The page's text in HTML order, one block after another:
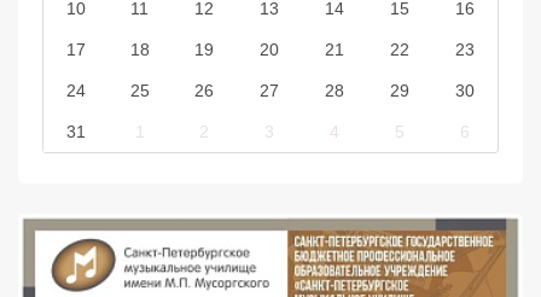
10 11 12 13 14 15 16
17 18 19 20 21 22 23
24 25 26 27 28 29 30
31 1 2 3 4 5 6